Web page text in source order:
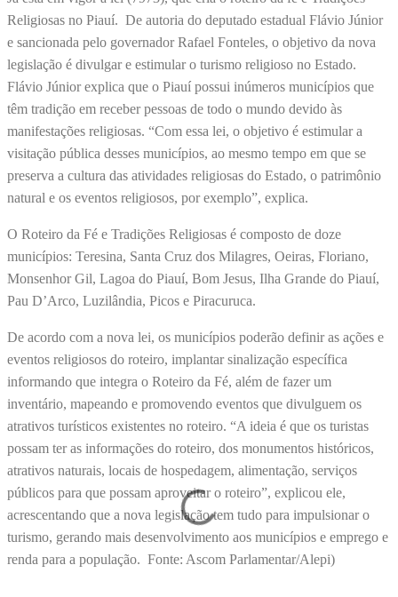
Religiosas no Piauí. De autoria do deputado estadual Flávio Júnior
e sancionada pelo governador Rafael Fonteles, o objetivo da nova
legislação é divulgar e estimular o turismo religioso no Estado.
Flávio Júnior explica que o Piauí possui inúmeros municípios que
têm tradição em receber pessoas de todo o mundo devido às
manifestações religiosas. “Com essa lei, o objetivo é estimular a
visitação pública desses municípios, ao mesmo tempo em que se
preserva a cultura das atividades religiosas do Estado, o patrimônio
natural e os eventos religiosos, por exemplo”, explica.
O Roteiro da Fé e Tradições Religiosas é composto de doze
municípios: Teresina, Santa Cruz dos Milagres, Oeiras, Floriano,
Monsenhor Gil, Lagoa do Piauí, Bom Jesus, Ilha Grande do Piauí,
Pau D’Arco, Luzilândia, Picos e Piracuruca.
De acordo com a nova lei, os municípios poderão definir as ações e
eventos religiosos do roteiro, implantar sinalização específica
informando que integra o Roteiro da Fé, além de fazer um
inventário, mapeando e promovendo eventos que divulguem os
atrativos turísticos existentes no roteiro. “A ideia é que os turistas
possam ter as informações do roteiro, dos monumentos históricos,
atrativos naturais, locais de hospedagem, alimentação, serviços
públicos para que possam aproveitar o roteiro”, explicou ele,
acrescentando que a nova legislação tem tudo para impulsionar o
turismo, gerando mais desenvolvimento aos municípios e emprego e
renda para a população. Fonte: Ascom Parlamentar/Alepi)